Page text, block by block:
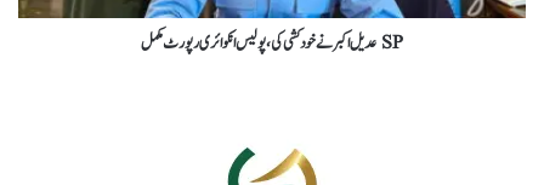
SP عدیل اکبر نے خودکشی کی، پولیس انکوائری رپورٹ مکمل